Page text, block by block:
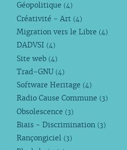
Géopolitique (4)
Créativité - Art (4)
Migration vers le Libre (4)
DADVSI (4)
Site web (4)
Trad-GNU (4)
Software Heritage (4)
Radio Cause Commune (3)
Obsolescence (3)
Biais - Discrimination (3)
Rançongiciel (3)